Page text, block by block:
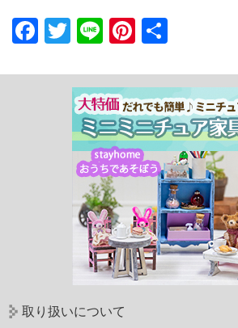
Facebook
Twitter
LinePinterest
取り扱いについて